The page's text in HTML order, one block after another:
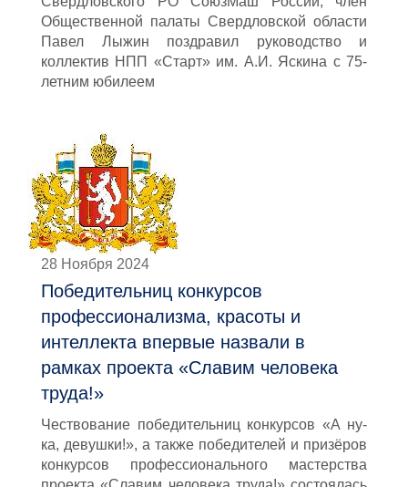
Общественной палаты Свердловской области
Павел Лыжин поздравил руководство и
коллектив НПП «Старт» им. А.И. Яскина с 75-
летним юбилеем
28 Ноября 2024
Победительниц конкурсов
профессионализма, красоты и
интеллекта впервые назвали в
рамках проекта «Славим человека
труда!»
Чествование победительниц конкурсов «А ну-
ка, девушки!», а также победителей и призёров
конкурсов профессионального мастерства